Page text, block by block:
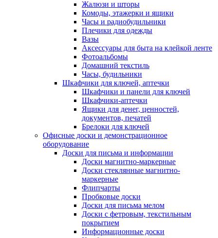
Жалюзи и шторы
Комоды, этажерки и ящики
Часы и радиобудильники
Плечики для одежды
Вазы
Аксессуары для быта на клейкой ленте
Фотоальбомы
Домашний текстиль
Часы, будильники
Шкафчики для ключей, аптечки
Шкафчики и панели для ключей
Шкафчики-аптечки
Ящики для денег, ценностей,
документов, печатей
Брелоки для ключей
Офисные доски и демонстрационное
оборудование
Доски для письма и информации
Доски магнитно-маркерные
Доски стеклянные магнитно-
маркерные
Флипчарты
Пробковые доски
Доски для письма мелом
Доски с фетровым, текстильным
покрытием
Информационные доски